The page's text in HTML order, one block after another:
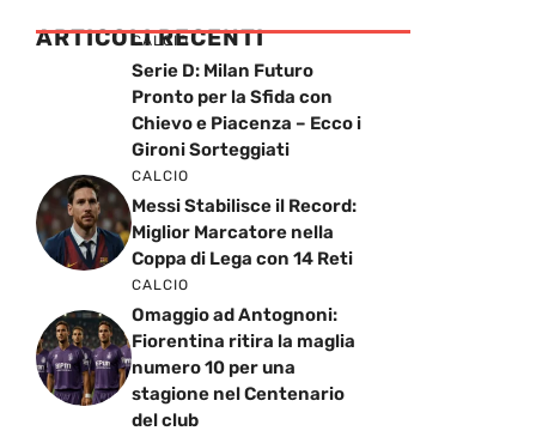
ARTICOLI RECENTI
CALCIO
Serie D: Milan Futuro
Pronto per la Sfida con
Chievo e Piacenza – Ecco i
Gironi Sorteggiati
CALCIO
Messi Stabilisce il Record:
Miglior Marcatore nella
Coppa di Lega con 14 Reti
CALCIO
Omaggio ad Antognoni:
Fiorentina ritira la maglia
numero 10 per una
stagione nel Centenario
del club